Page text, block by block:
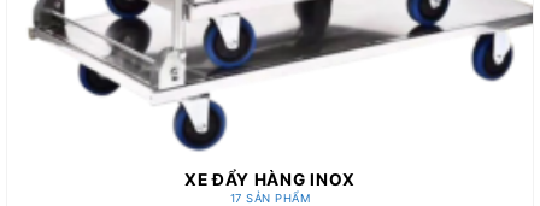
XE ĐẨY HÀNG INOX
17 SẢN PHẨM